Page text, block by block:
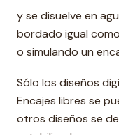
y se disuelve en
bordado igual
o simulando un
Sólo los diseños
Encajes libres se
otros diseños se